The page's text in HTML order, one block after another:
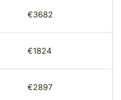
€3682
€1824
€2897